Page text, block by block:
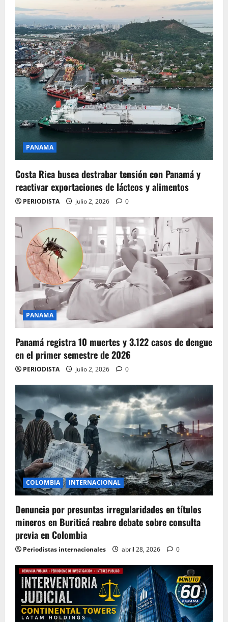
PANAMA
Costa Rica busca destrabar tensión con Panamá y
reactivar exportaciones de lácteos y alimentos
PERIODISTA julio 2, 2026 0
PANAMA
Panamá registra 10 muertes y 3.122 casos de dengue
en el primer semestre de 2026
PERIODISTA julio 2, 2026 0
COLOMBIA INTERNACIONAL
Denuncia por presuntas irregularidades en títulos
mineros en Buriticá reabre debate sobre consulta
previa en Colombia
Periodistas internacionales abril 28, 2026 0